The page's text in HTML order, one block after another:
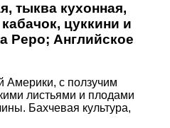
тыква кухонная,
цуккини и
Реро; Английское
Америки, с ползучим
листьями и плодами
Бахчевая культура,